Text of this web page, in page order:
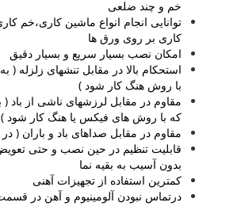
خم و چند ضلعی
توانایی انجام انواع ماشین کاری،خم
کاری بر روی ورق ها
امکان نصب بسیار سریع و بسیار دقیق
استحکام بالا در مقابل تنشهای زلزله (
با روش هنگ کار شود )
مقاوم در مقابل لرزشهای ناشی از
که با روش های فیکس یا هنگ کار شود )
مقاوم در مقابل صداهای باد و باران (
قابلیت تنظیم در حین نصب و حتی
بدون آسیب به بقیه نما
کمترین استفاده از تجهیزات آهنی
درتماس نبودن آلومینیوم و آهن در